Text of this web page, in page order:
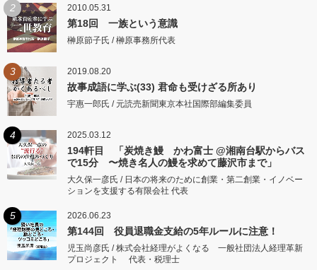
2 2010.05.31
第18回 一族という意識
榊原節子氏 / 榊原事務所代表
3 2019.08.20
故事成語に学ぶ(33) 君命も受けざる所あり
宇惠一郎氏 / 元読売新聞東京本社国際部編集委員
4 2025.03.12
194軒目 「炭焼き鰻 かわ富士 @湘南台駅からバス
で15分 〜焼き名人の鰻を求めて藤沢市まで」
大久保一彦氏 / 日本の将来のために創業・第二創業・イノベー
ションを支援する有限会社 代表
5 2026.06.23
第144回 役員退職金支給の5年ルールに注意！
児玉尚彦氏 / 株式会社経理がよくなる 一般社団法人経理革新
プロジェクト 代表・税理士